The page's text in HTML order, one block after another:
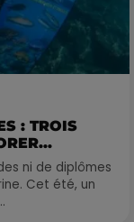
: TROIS
ni de diplômes
Cet été, un